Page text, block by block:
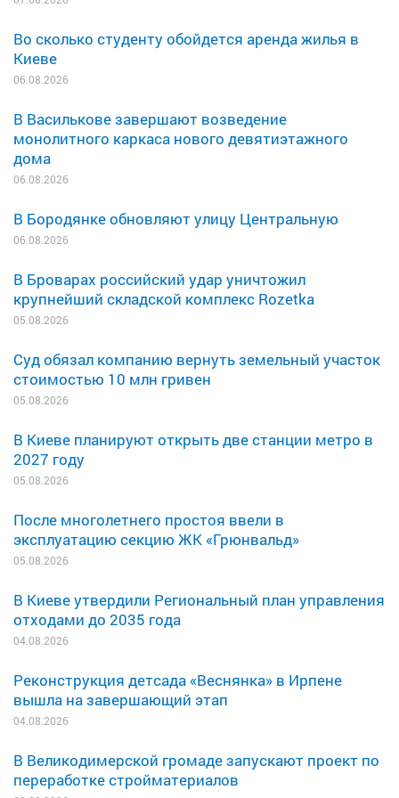
Во сколько студенту обойдется аренда жилья в
Киеве
06.08.2026
В Василькове завершают возведение
монолитного каркаса нового девятиэтажного
дома
06.08.2026
В Бородянке обновляют улицу Центральную
06.08.2026
В Броварах российский удар уничтожил
крупнейший складской комплекс Rozetka
05.08.2026
Суд обязал компанию вернуть земельный участок
стоимостью 10 млн гривен
05.08.2026
В Киеве планируют открыть две станции метро в
2027 году
05.08.2026
После многолетнего простоя ввели в
эксплуатацию секцию ЖК «Грюнвальд»
05.08.2026
В Киеве утвердили Региональный план управления
отходами до 2035 года
04.08.2026
Реконструкция детсада «Веснянка» в Ирпене
вышла на завершающий этап
04.08.2026
В Великодимерской громаде запускают проект по
переработке стройматериалов